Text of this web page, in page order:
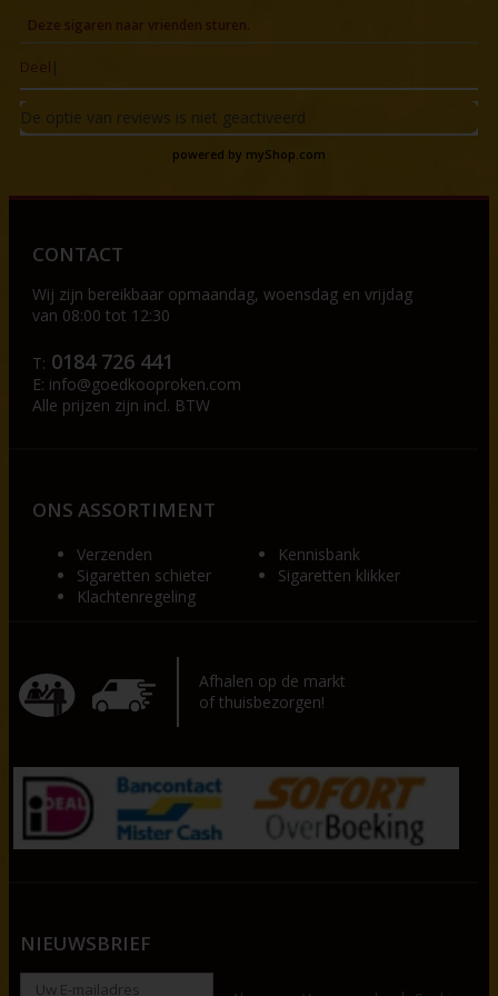
Deze sigaren naar vrienden sturen.
Deel |
De optie van reviews is niet geactiveerd
powered by myShop.com
CONTACT
Wij zijn bereikbaar opmaandag, woensdag en vrijdag
van 08:00 tot 12:30
T: 0184 726 441
E: info@goedkooproken.com
Alle prijzen zijn incl. BTW
ONS ASSORTIMENT
Verzenden
Kennisbank
Sigaretten schieter
Sigaretten klikker
Klachtenregeling
Afhalen op de markt
of thuisbezorgen!
NIEUWSBRIEF